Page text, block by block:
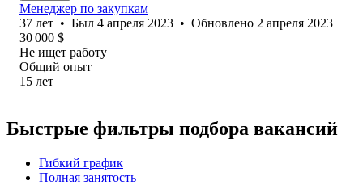
Менеджер по закупкам
37 лет • Был 4 апреля 2023 • Обновлено 2 апреля 2023
30 000 $
Не ищет работу
Общий опыт
15 лет
Быстрые фильтры подбора вакансий
Гибкий график
Полная занятость